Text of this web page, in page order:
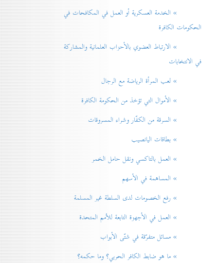
» الخدمة العسكرية أو العمل في المكافحات في
الحكومات الكافرة
» الارتباط العضوي بالأحزاب العلمانية والمشاركة
في الانتخابات
» لعب المرأة الرياضة مع الرجال
» الأموال التي تؤخذ من الحكومة الكافرة
» السرقة من الكفّار وشراء المسروقات
» بطاقات اليانصيب
» العمل بالتاكسي ونقل حامل الخمر
» المساهمة في الأسهم
» رفع الخصومات لدی السلطة غير المسلمة
» العمل في الأجهزة التابعة للاُمم المتحدة
» مسائل متفرّقة في شتّی الأبواب
» ما هو ضابط الكافر الحربي؟ وما حكمه؟